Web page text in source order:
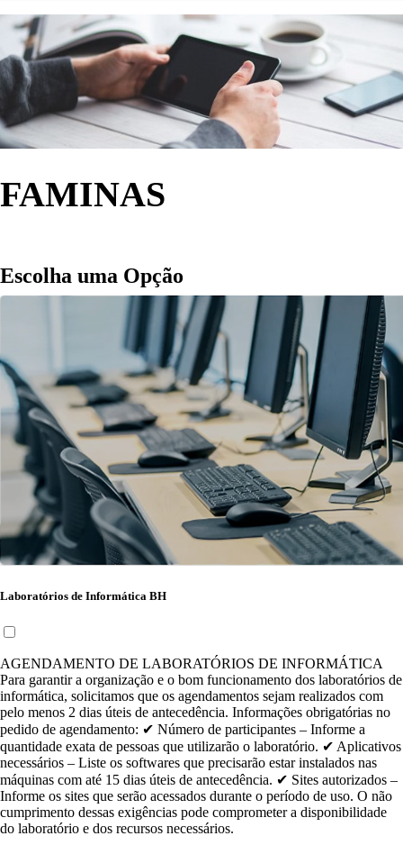
FAMINAS
Escolha uma Opção
Laboratórios de Informática BH
AGENDAMENTO DE LABORATÓRIOS DE INFORMÁTICA
Para garantir a organização e o bom funcionamento dos laboratórios de
informática, solicitamos que os agendamentos sejam realizados com
pelo menos 2 dias úteis de antecedência. Informações obrigatórias no
pedido de agendamento: ✔ Número de participantes – Informe a
quantidade exata de pessoas que utilizarão o laboratório. ✔ Aplicativos
necessários – Liste os softwares que precisarão estar instalados nas
máquinas com até 15 dias úteis de antecedência. ✔ Sites autorizados –
Informe os sites que serão acessados durante o período de uso. O não
cumprimento dessas exigências pode comprometer a disponibilidade
do laboratório e dos recursos necessários.